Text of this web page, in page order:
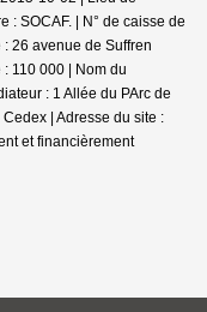
: SOCAF. | N° de caisse de
26 avenue de Suffren
110 000 | Nom du
: 1 Allée du PArc de
| Adresse du site :
et financièrement